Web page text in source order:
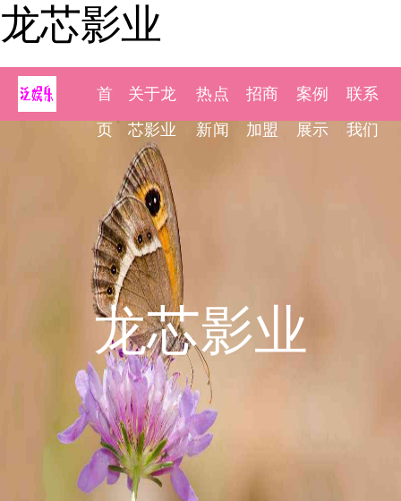
龙芯影业
首
页
关于龙
芯影业
热点
新闻
招商
加盟
案例
展示
联系
我们
龙芯影业